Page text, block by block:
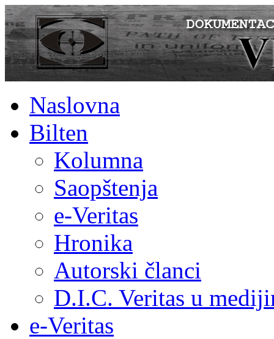
Naslovna
Bilten
Kolumna
Saopštenja
e-Veritas
Hronika
Autorski članci
D.I.C. Veritas u
e-Veritas